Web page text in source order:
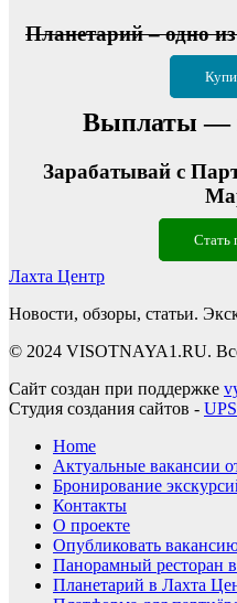
Планетарий – одно
Выплаты —
Зарабатывай с
Стать
Лахта Центр
Новости, обзоры, статьи.
© 2024 VISOTNAYA1.RU.
Сайт создан при поддержке
Студия создания сайтов -
Home
Актуальные вакансии
Бронирование
Контакты
О проекте
Опубликовать
Панорамный ресторан
Планетарий в Лахта